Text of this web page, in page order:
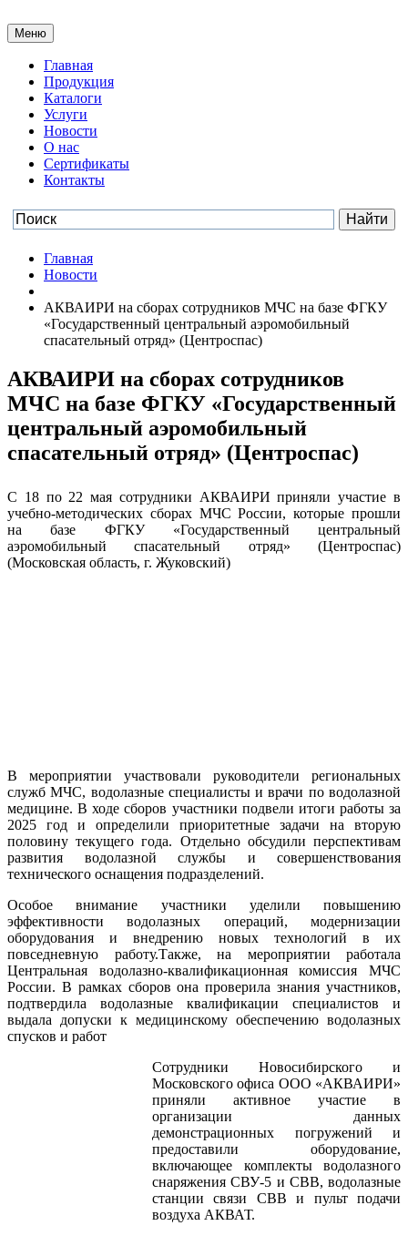
Меню
Главная
Продукция
Каталоги
Услуги
Новости
О нас
Сертификаты
Контакты
Главная
Новости
АКВАИРИ на сборах сотрудников МЧС на базе ФГКУ
«Государственный центральный аэромобильный
спасательный отряд» (Центроспас)
АКВАИРИ на сборах сотрудников
МЧС на базе ФГКУ «Государственный
центральный аэромобильный
спасательный отряд» (Центроспас)
С 18 по 22 мая сотрудники АКВАИРИ приняли участие в
учебно-методических сборах МЧС России, которые прошли
на базе ФГКУ «Государственный центральный
аэромобильный спасательный отряд» (Центроспас)
(Московская область, г. Жуковский)
В мероприятии участвовали руководители региональных
служб МЧС, водолазные специалисты и врачи по водолазной
медицине. В ходе сборов участники подвели итоги работы за
2025 год и определили приоритетные задачи на вторую
половину текущего года. Отдельно обсудили перспективам
развития водолазной службы и совершенствования
технического оснащения подразделений.
Особое внимание участники уделили повышению
эффективности водолазных операций, модернизации
оборудования и внедрению новых технологий в их
повседневную работу.Также, на мероприятии работала
Центральная водолазно-квалификационная комиссия МЧС
России. В рамках сборов она проверила знания участников,
подтвердила водолазные квалификации специалистов и
выдала допуски к медицинскому обеспечению водолазных
спусков и работ
Сотрудники Новосибирского и
Московского офиса ООО «АКВАИРИ»
приняли активное участие в
организации данных
демонстрационных погружений и
предоставили оборудование,
включающее комплекты водолазного
снаряжения СВУ-5 и СВВ, водолазные
станции связи СВВ и пульт подачи
воздуха АКВАТ.